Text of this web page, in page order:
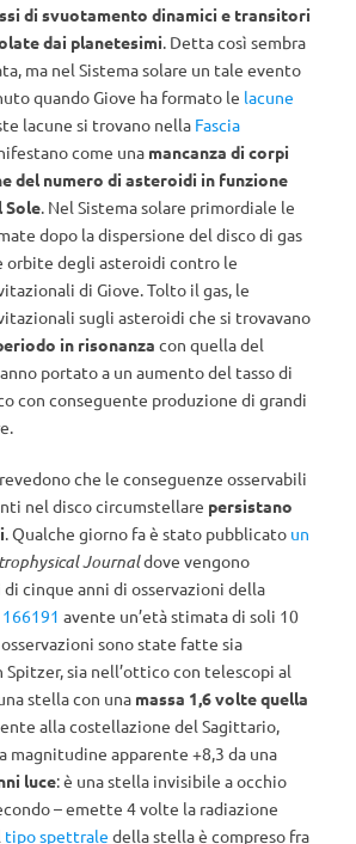
di svuotamento dinamici e transitori
dai planetesimi. Detta così sembra
ma nel Sistema solare un tale evento
quando Giove ha formato le lacune
lacune si trovano nella Fascia
come una mancanza di corpi
del numero di asteroidi in funzione
Sole. Nel Sistema solare primordiale le
dopo la dispersione del disco di gas
orbite degli asteroidi contro le
di Giove. Tolto il gas, le
sugli asteroidi che si trovavano
in risonanza con quella del
portato a un aumento del tasso di
con conseguente produzione di grandi
che le conseguenze osservabili
nel disco circumstellare persistano
. Qualche giorno fa è stato pubblicato un
Journaldove vengono
cinque anni di osservazioni della
avente un’età stimata di soli 10
sono state fatte sia
Spitzer, sia nell’ottico con telescopi al
stella con una massa 1,6 volte quella
alla costellazione del Sagittario,
magnitudine apparente +8,3 da una
luce: è una stella invisibile a occhio
– emette 4 volte la radiazione
tipo spettrale della stella è compreso fra